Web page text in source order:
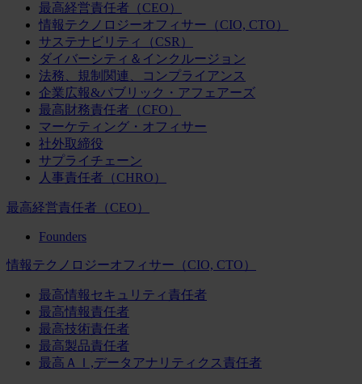
最高経営責任者（CEO）
情報テクノロジーオフィサー（CIO, CTO）
サステナビリティ（CSR）
ダイバーシティ＆インクルージョン
法務、規制関連、コンプライアンス
企業広報&パブリック・アフェアーズ
最高財務責任者（CFO）
マーケティング・オフィサー
社外取締役
サプライチェーン
人事責任者（CHRO）
最高経営責任者（CEO）
Founders
情報テクノロジーオフィサー（CIO, CTO）
最高情報セキュリティ責任者
最高情報責任者
最高技術責任者
最高製品責任者
最高ＡＩ,データアナリティクス責任者